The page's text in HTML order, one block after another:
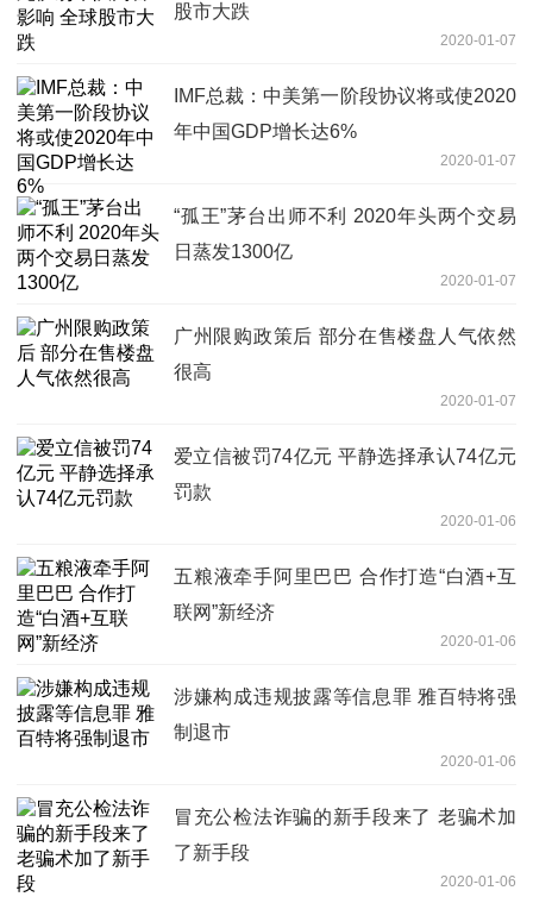
股市大跌
2020-01-07
IMF总裁：中美第一阶段协议将或使2020
年中国GDP增长达6%
2020-01-07
“孤王”茅台出师不利 2020年头两个交易
日蒸发1300亿
2020-01-07
广州限购政策后 部分在售楼盘人气依然
很高
2020-01-07
爱立信被罚74亿元 平静选择承认74亿元
罚款
2020-01-06
五粮液牵手阿里巴巴 合作打造“白酒+互
联网”新经济
2020-01-06
涉嫌构成违规披露等信息罪 雅百特将强
制退市
2020-01-06
冒充公检法诈骗的新手段来了 老骗术加
了新手段
2020-01-06